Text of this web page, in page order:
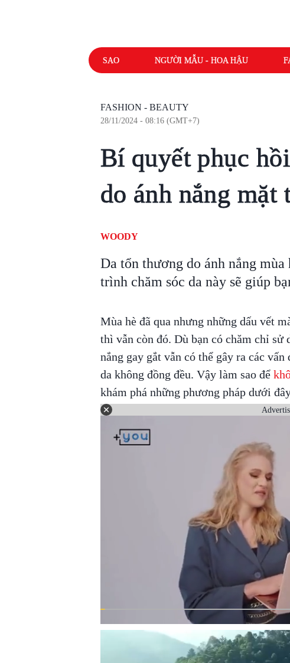
SAO NGƯỜI MẪU - HOA HẬU
FASHION - BEAUTY
28/11/2024 - 08:16 (GMT+7)
Bí quyết phục
do ánh nắng mặt
WOODY
Da tổn thương do ánh nắng
trình chăm sóc da này sẽ giúp
Mùa hè đã qua nhưng những dấu vết
thì vẫn còn đó. Dù bạn có chăm chỉ sử
nắng gay gắt vẫn có thể gây ra các
da không đồng đều. Vậy làm sao để
khám phá những phương pháp dưới